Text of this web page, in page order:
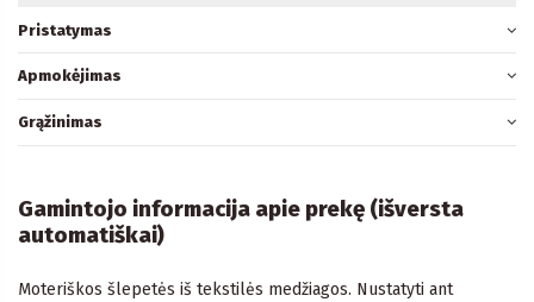
Pristatymas
Apmokėjimas
Grąžinimas
Gamintojo informacija apie prekę (išversta
automatiškai)
Moteriškos šlepetės iš tekstilės medžiagos. Nustatyti ant